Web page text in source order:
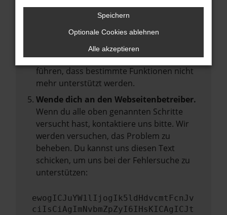
Stelle sicher, dass dein Browser und dein
Betriebssystem auf dem neuesten Stand
Veraltete Software birgt nicht nur ein
Sicherheitsrisiko, sondern kann auch dazu
führen, dass bestimmte Funktionen nicht
mehr unterstützt werden.
Wende dich an den Webseitenbetreiber.
Wenn du alle oben genannten Schritte
versucht hast, kontaktiere uns bitte. Wir
werden versuchen, das Problem zu
beheben. Du kannst uns diesen Text
schicken, um uns bei der Fehlersuche zu
unterstützen:
ewogICJuYW1lIjogIk5ldHdvcmtFcnJv
ciIsCiAgImNvbmZpZyI6IHsKICAgICJt
Speichern
Optionale Cookies ablehnen
Alle akzeptieren